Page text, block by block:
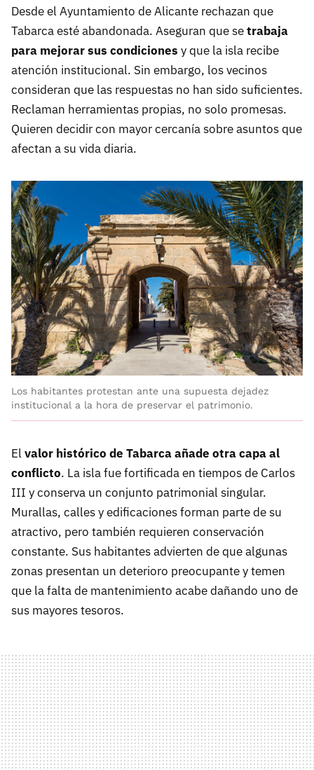
Desde el Ayuntamiento de Alicante rechazan que
Tabarca esté abandonada. Aseguran que setrabaja
para mejorar sus condiciones y que la isla recibe
atención institucional. Sin embargo, los vecinos
consideran que las respuestas no han sido suficientes.
Reclaman herramientas propias, no solo promesas.
Quieren decidir con mayor cercanía sobre asuntos que
afectan a su vida diaria.
Los habitantes protestan ante una supuesta dejadez
institucional a la hora de preservar el patrimonio.
El valor histórico de Tabarca añade otra capa al
conflicto. La isla fue fortificada en tiempos de Carlos
III y conserva un conjunto patrimonial singular.
Murallas, calles y edificaciones forman parte de su
atractivo, pero también requieren conservación
constante. Sus habitantes advierten de que algunas
zonas presentan un deterioro preocupante y temen
que la falta de mantenimiento acabe dañando uno de
sus mayores tesoros.